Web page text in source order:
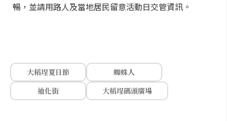
暢，並請用路人及當地居民留意活動日交管資訊。
大稻埕夏日節
蜘蛛人
迪化街
大稻埕碼頭廣場